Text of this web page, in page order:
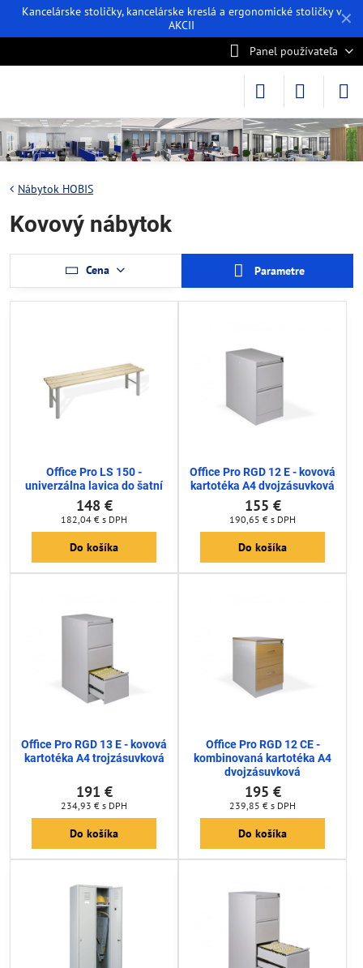
✕
Kancelárske stoličky, kancelárske kreslá a ergonomické stoličky v
AKCII
Panel používateľa
Nábytok HOBIS
Kovový nábytok
Cena Parametre
Office Pro LS 150 -
univerzálna lavica do šatní
148 €
182,04 € s DPH
Do košíka
Office Pro RGD 12 E - kovová
kartotéka A4 dvojzásuvková
155 €
190,65 € s DPH
Do košíka
Office Pro RGD 13 E - kovová
kartotéka A4 trojzásuvková
191 €
234,93 € s DPH
Do košíka
Office Pro RGD 12 CE -
kombinovaná kartotéka A4
dvojzásuvková
195 €
239,85 € s DPH
Do košíka